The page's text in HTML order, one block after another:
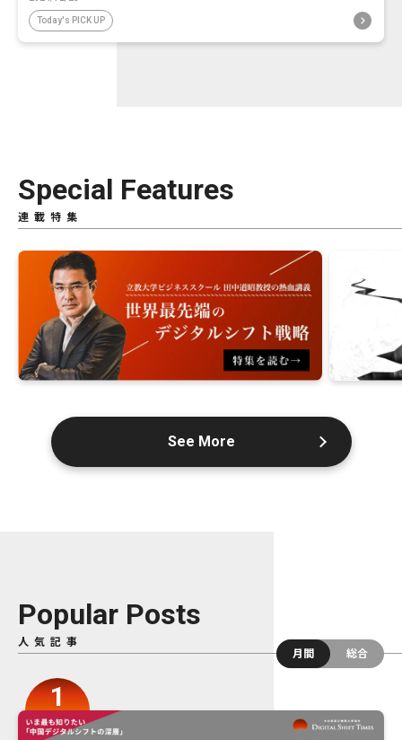
Today's PICK UP
Special Features
連載特集
See More
Popular Posts
人気記事
月間
総合